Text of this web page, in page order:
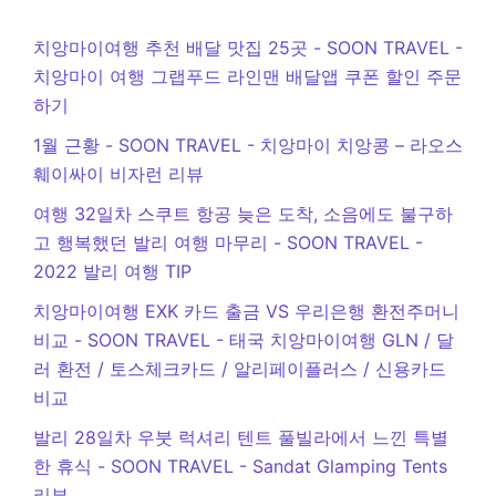
치앙마이여행 추천 배달 맛집 25곳 - SOON TRAVEL -
치앙마이 여행 그랩푸드 라인맨 배달앱 쿠폰 할인 주문
하기
1월 근황 - SOON TRAVEL - 치앙마이 치앙콩 – 라오스
훼이싸이 비자런 리뷰
여행 32일차 스쿠트 항공 늦은 도착, 소음에도 불구하
고 행복했던 발리 여행 마무리 - SOON TRAVEL -
2022 발리 여행 TIP
치앙마이여행 EXK 카드 출금 VS 우리은행 환전주머니
비교 - SOON TRAVEL - 태국 치앙마이여행 GLN / 달
러 환전 / 토스체크카드 / 알리페이플러스 / 신용카드
비교
발리 28일차 우붓 럭셔리 텐트 풀빌라에서 느낀 특별
한 휴식 - SOON TRAVEL - Sandat Glamping Tents